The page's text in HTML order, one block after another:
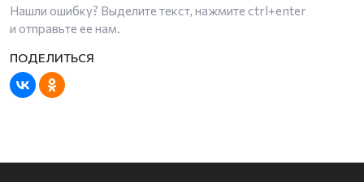
Нашли ошибку? Выделите текст, нажмите ctrl+enter
и отправьте ее нам.